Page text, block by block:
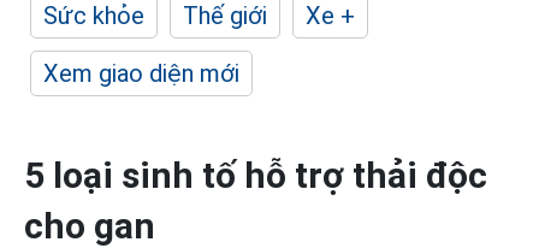
Sức khỏe
Thế giới
Xe +
Xem giao diện mới
5 loại sinh tố hỗ trợ thải độc
cho gan